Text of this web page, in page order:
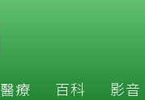
醫療 百科 影音